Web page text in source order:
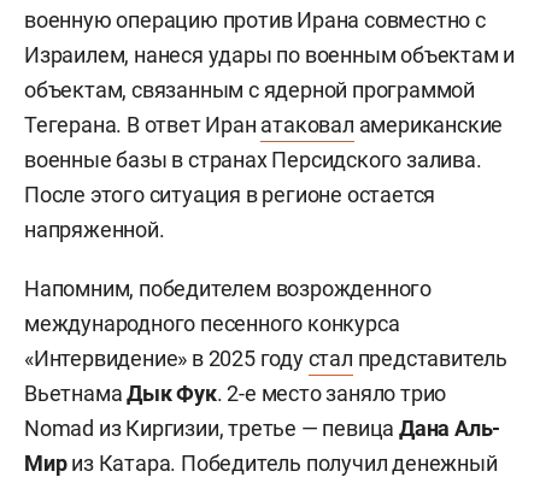
военную операцию против Ирана совместно с
Израилем, нанеся удары по военным объектам и
объектам, связанным с ядерной программой
Тегерана. В ответ Иран атаковал американские
военные базы в странах Персидского залива.
После этого ситуация в регионе остается
напряженной.
Напомним, победителем возрожденного
международного песенного конкурса
«Интервидение» в 2025 годустал представитель
ВьетнамаДык Фук. 2-е место заняло трио
Nomad из Киргизии, третье — певица Дана Аль-
Мириз Катара. Победитель получил денежный